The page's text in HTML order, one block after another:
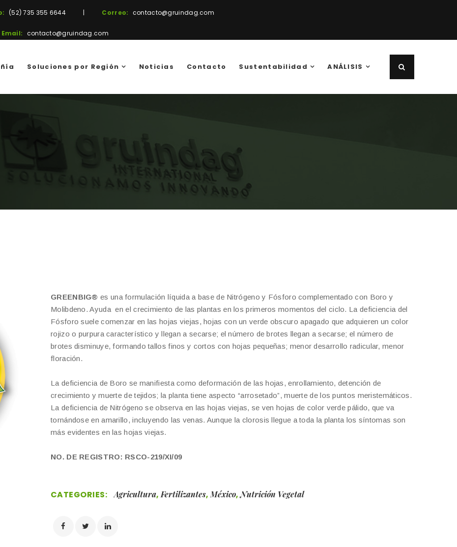
(52) 735 355 6644 | Correo: contacto@gruindag.com
Email: contacto@gruindag.com
Soluciones por Región Noticias Contacto Sustentabilidad ANÁLISIS
GREENBIG® es una formulación líquida a base de Nitrógeno y Fósforo complementado con Boro y
Molibdeno. Ayuda en el crecimiento de las plantas en los primeros momentos del ciclo. La deficiencia del
Fósforo suele comenzar en las hojas viejas, hojas con un verde obscuro apagado que adquieren un color
rojizo o purpura característico y llegan a secarse; el número de brotes llegan a secarse; el número de
brotes disminuye, formando tallos finos y cortos con hojas pequeñas; menor desarrollo radicular, menor
floración.
La deficiencia de Boro se manifiesta como deformación de las hojas, enrollamiento, detención de
crecimiento y muerte de tejidos; la planta tiene aspecto “arrosetado”, muerte de los puntos meristemáticos.
La deficiencia de Nitrógeno se observa en las hojas viejas, se ven hojas de color verde pálido, que va
tornándose en amarillo, incluyendo las venas. Aunque la clorosis llegue a toda la planta los síntomas son
más evidentes en las hojas viejas.
NO. DE REGISTRO: RSCO-219/XI/09
CATEGORIES: Agricultura,Fertilizantes,México,Nutrición Vegetal